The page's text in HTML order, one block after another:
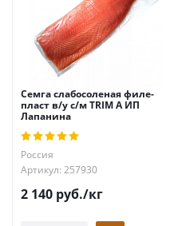
Семга слабосоленая филе-
пласт в/у с/м TRIM А ИП
Лапанина
Россия
Артикул: 257930
2 140 руб./кг